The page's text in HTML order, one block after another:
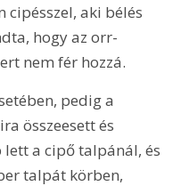
aki bélés
hogy az orr-
nem fér hozzá.
pedig a
összeesett és
lett a cipő talpánál, és
talpát körben,